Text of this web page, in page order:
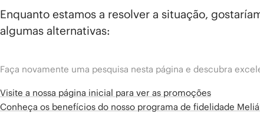
Enquanto estamos a resolver a situação,
algumas alternativas:
Faça novamente uma pesquisa nesta página e descubra
Visite a nossa página inicial para ver as promoções
Conheça os benefícios do nosso programa de fidelidade